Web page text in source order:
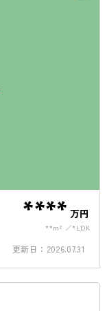
**** 万円
**m² *LDK
更新日： 2026.07.31